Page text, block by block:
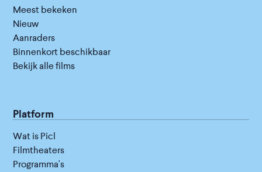
Meest bekeken
Nieuw
Aanraders
Binnenkort beschikbaar
Bekijk alle films
Platform
Wat is Picl
Filmtheaters
Programma's